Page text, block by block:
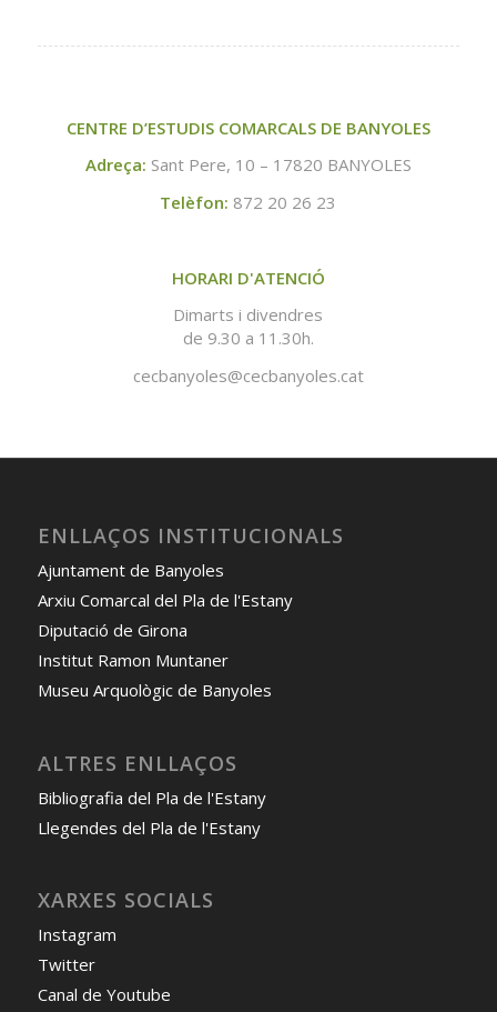
CENTRE D’ESTUDIS COMARCALS DE BANYOLES
Adreça: Sant Pere, 10 – 17820 BANYOLES
Telèfon: 872 20 26 23
HORARI D'ATENCIÓ
Dimarts i divendres
de 9.30 a 11.30h.
cecbanyoles@cecbanyoles.cat
ENLLAÇOS INSTITUCIONALS
Ajuntament de Banyoles
Arxiu Comarcal del Pla de l'Estany
Diputació de Girona
Institut Ramon Muntaner
Museu Arquològic de Banyoles
ALTRES ENLLAÇOS
Bibliografia del Pla de l'Estany
Llegendes del Pla de l'Estany
XARXES SOCIALS
Instagram
Twitter
Canal de Youtube